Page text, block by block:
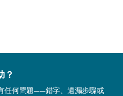
？
任何問題——錯字、遺漏步驟或